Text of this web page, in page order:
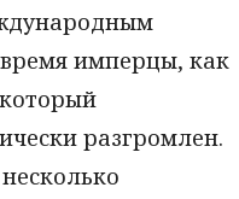
имперцы, как
разгромлен.